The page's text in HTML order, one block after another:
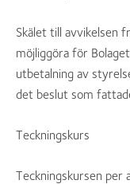
Skälet till avvikelsen
möjliggöra för
utbetalning av
det beslut som
Teckningskurs
Teckningskursen per